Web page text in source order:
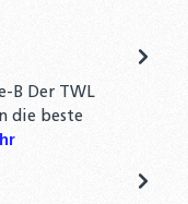
B Der TWL
die beste